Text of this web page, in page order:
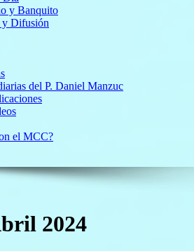
y Banquito
y Difusión
del P. Daniel Manzuc
el MCC?
2024